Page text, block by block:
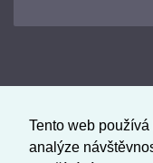
Tento web
analýze